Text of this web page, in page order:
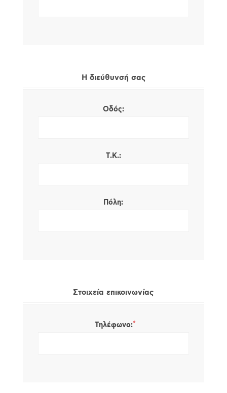
Η διεύθυνσή σας
Οδός:
Τ.Κ.:
Πόλη:
Στοιχεία επικοινωνίας
Τηλέφωνο:*